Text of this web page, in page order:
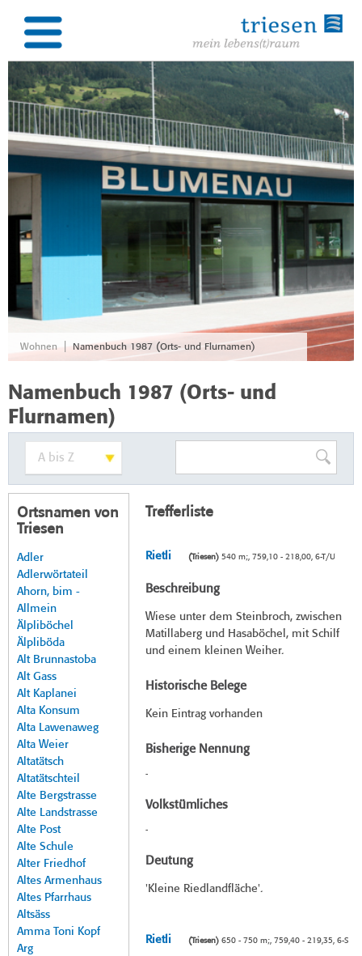
Wohnen Namenbuch 1987 (Orts- und Flurnamen)
Namenbuch 1987 (Orts- und
Flurnamen)
Ortsnamen von
Triesen
Adler
Adlerwörtateil
Ahorn, bim -
Allmein
Älpliböchel
Älpliböda
Alt Brunnastoba
Alt Gass
Alt Kaplanei
Alta Konsum
Alta Lawenaweg
Alta Weier
Altatätsch
Altatätschteil
Alte Bergstrasse
Alte Landstrasse
Alte Post
Alte Schule
Alter Friedhof
Altes Armenhaus
Altes Pfarrhaus
Altsäss
Amma Toni Kopf
Arg
Trefferliste
Rietli (Triesen)540 m;, 759,10 - 218,00, 6-T/U
Beschreibung
Wiese unter dem Steinbroch, zwischen
Matillaberg und Hasaböchel, mit Schilf
und einem kleinen Weiher.
Historische Belege
Kein Eintrag vorhanden
Bisherige Nennung
-
Volkstümliches
-
Deutung
'Kleine Riedlandfläche'.
Rietli (Triesen)650 - 750 m;, 759,40 - 219,35, 6-S